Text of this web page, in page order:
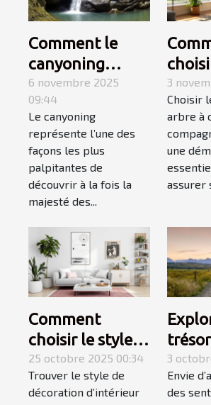
Comment le
canyoning
fusionne
montagne et
mer pour une
aventure
inoubliable ?
6 novembre 2025
09:44
Le canyoning
représente l’une des
façons les plus
palpitantes de
découvrir à la fois la
majesté des...
chat
3
Choisir
arbre à
une
assurer
Comment
choisir le style
de décoration
d'intérieur qui
vous correspond
25 octobre 2025 00:34
Trouver le style de
décoration d’intérieur
du
3
Envie
des